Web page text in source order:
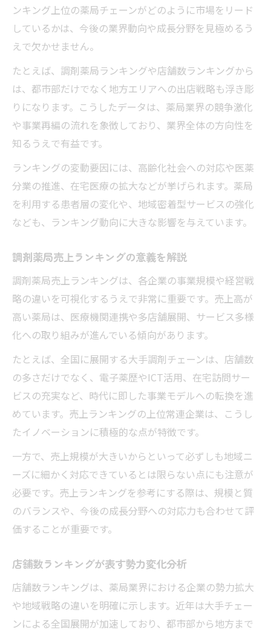
ンキング上位の薬局チェーンがどのように市場をリード
しているかは、今後の業界動向や成長分野を見極めるう
えで欠かせません。
たとえば、調剤薬局ランキングや店舗数ランキングから
は、都市部だけでなく地方エリアへの出店戦略も浮き彫
りになります。こうしたデータは、薬局業界の競争激化
や事業再編の流れを象徴しており、業界全体の方向性を
知るうえで有益です。
ランキングの変動要因には、高齢化社会への対応や医薬
分業の推進、在宅医療の拡大などが挙げられます。薬局
を利用する患者層の変化や、地域密着型サービスの強化
なども、ランキング動向に大きな影響を与えています。
調剤薬局売上ランキングの意義を解説
調剤薬局売上ランキングは、各企業の事業規模や経営戦
略の違いを可視化するうえで非常に重要です。売上高が
高い薬局は、医療機関連携や多店舗展開、サービス多様
化への取り組みが進んでいる傾向があります。
たとえば、全国に展開する大手調剤チェーンは、店舗数
の多さだけでなく、電子薬歴やICT活用、在宅訪問サー
ビスの充実など、時代に即した事業モデルへの転換を進
めています。売上ランキングの上位常連企業は、こうし
たイノベーションに積極的な点が特徴です。
一方で、売上規模が大きいからといって必ずしも地域ニ
ーズに細かく対応できているとは限らない点にも注意が
必要です。売上ランキングを参考にする際は、規模と質
のバランスや、今後の成長分野への対応力も合わせて評
価することが重要です。
店舗数ランキングが表す勢力変化分析
店舗数ランキングは、薬局業界における企業の勢力拡大
や地域戦略の違いを明確に示します。近年は大手チェー
ンによる全国展開が加速しており、都市部から地方まで